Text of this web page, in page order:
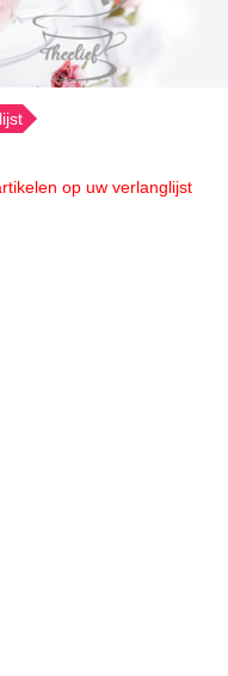
op uw verlanglijst